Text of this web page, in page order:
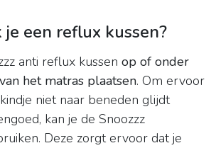
een reflux kussen?
anti reflux kussen op of onder
het matras plaatsen. Om ervoor
niet naar beneden glijdt
kan je de Snoozzz
Deze zorgt ervoor dat je